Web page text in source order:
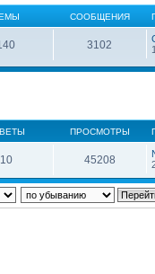
СООБЩЕНИЯ
3102
ПРОСМОТРЫ
10 45208